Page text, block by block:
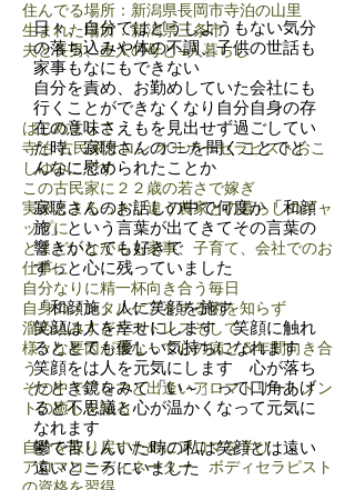
住んでる場所：新潟県長岡市寺泊の山里
生まれた場所：新潟県三条市
夫と長男、主人の母と4人暮らし
はじめまして
寺泊 古民家サロン オーナーセラピストおこ
しゆみこです
この古民家に２２歳の若さで嫁ぎ
実家とまるっきり違う農家との暮らしのギャ
ップに
とまどいながらも家事、子育て、会社でのお
仕事に
自分なりに精一杯向き合う毎日
自身のメンタルケアをする術を知らず
溜め込みすぎたストレスそして
様々な要因が重なって心の病と５年間向き合
う
その中でアロマと出逢いアロマトリートメン
トの癒しを知る
自分を取り戻すためにアロマを学び
アロマコーディネーター ボディセラピスト
日々、自分ではどうしようもない気分
の落ち込みや体の不調、子供の世話も
家事もなにもできない
自分を責め、お勤めしていた会社にも
行くことができなくなり自分自身の存
在の意味さえもを見出せず過ごしてい
た時、寂聴さんのCDを聞くことでど
んなに慰められたことか
寂聴さんのお話しの中で何度か「和顔
施」という言葉が出てきてその言葉の
響きがとても好きで
ずっと心に残っていました
​「和顔施」人に笑顔を施す
笑顔は人を幸せにします 笑顔に触れ
るととても優しい気持ちになれます
笑顔をは人を元気にします 心が落ち
たとき鏡をみて「い～」って口角あげ
ると不思議と心が温かくなって元気に
なれます
​鬱で苦しんいた時の私は笑顔とは遠い
遠いところにいました